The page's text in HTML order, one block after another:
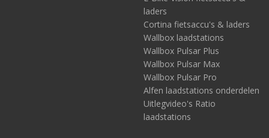
laders
Cortina fietsaccu's & laders
Wallbox laadstations
Wallbox Pulsar Plus
Wallbox Pulsar Max
Wallbox Pulsar Pro
Alfen laadstations onderdelen
Uitlegvideo's Ratio
laadstations